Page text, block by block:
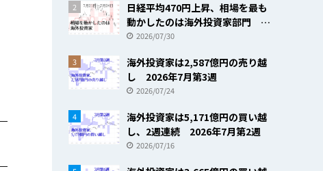
2
日経平均470円上昇、相場を最も
動かしたのは海外投資家部門
2026年7月第4週
2026/07/30
3
海外投資家は2,587億円の売り越
し 2026年7月第3週
2026/07/24
4
海外投資家は5,171億円の買い越
し、2週連続 2026年7月第2週
2026/07/16